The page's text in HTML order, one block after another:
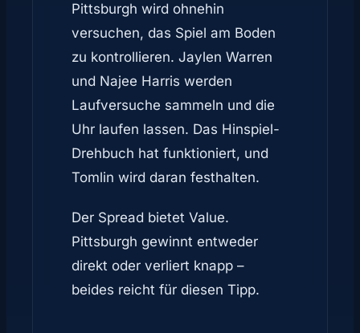
Pittsburgh wird ohnehin
versuchen, das Spiel am Boden
zu kontrollieren. Jaylen Warren
und Najee Harris werden
Laufversuche sammeln und die
Uhr laufen lassen. Das Hinspiel-
Drehbuch hat funktioniert, und
Tomlin wird daran festhalten.
Der Spread bietet Value.
Pittsburgh gewinnt entweder
direkt oder verliert knapp –
beides reicht für diesen Tipp.